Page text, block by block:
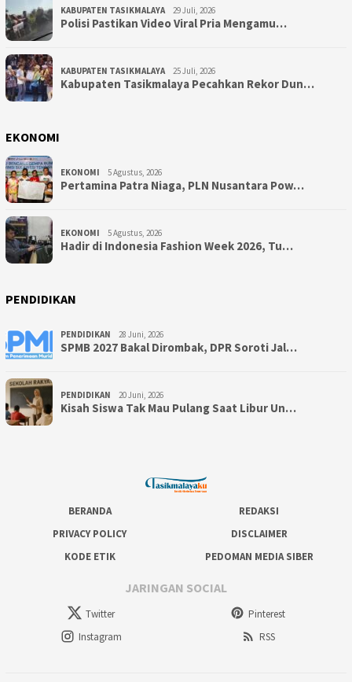
KABUPATEN TASIKMALAYA 29 Juli, 2026
Polisi Pastikan Video Viral Pria Mengamu…
KABUPATEN TASIKMALAYA 25 Juli, 2026
Kabupaten Tasikmalaya Pecahkan Rekor Dun…
EKONOMI
EKONOMI 5 Agustus, 2026
Pertamina Patra Niaga, PLN Nusantara Pow…
EKONOMI 5 Agustus, 2026
Hadir di Indonesia Fashion Week 2026, Tu…
PENDIDIKAN
PENDIDIKAN 28 Juni, 2026
SPMB 2027 Bakal Dirombak, DPR Soroti Jal…
PENDIDIKAN 20 Juni, 2026
Kisah Siswa Tak Mau Pulang Saat Libur Un…
BERANDA
REDAKSI
PRIVACY POLICY
DISCLAIMER
KODE ETIK
PEDOMAN MEDIA SIBER
JARINGAN SOCIAL
Twitter
Pinterest
Instagram
RSS